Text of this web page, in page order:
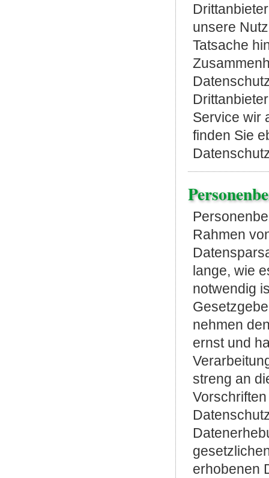
unsere
Tatsache
Service wir
finden Sie
Rahmen
lange, wie
notwendig
nehmen
ernst und
streng an
erhobenen